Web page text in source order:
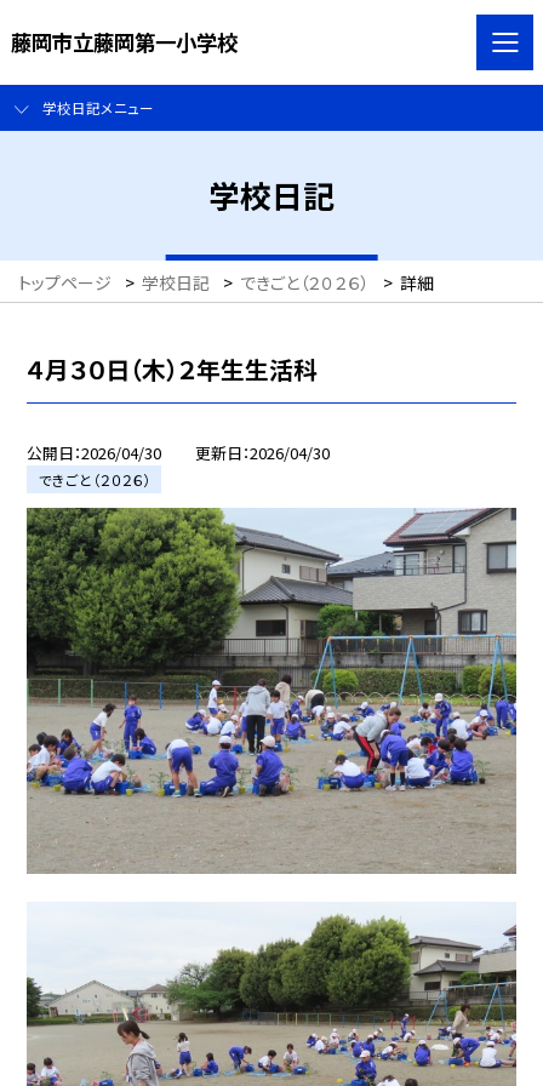
藤岡市立藤岡第一小学校
学校日記メニュー
学校日記
トップページ > 学校日記 > できごと（２０２６） > 詳細
４月３０日（木）２年生生活科
公開日 2026/04/30 更新日 2026/04/30
できごと（２０２６）